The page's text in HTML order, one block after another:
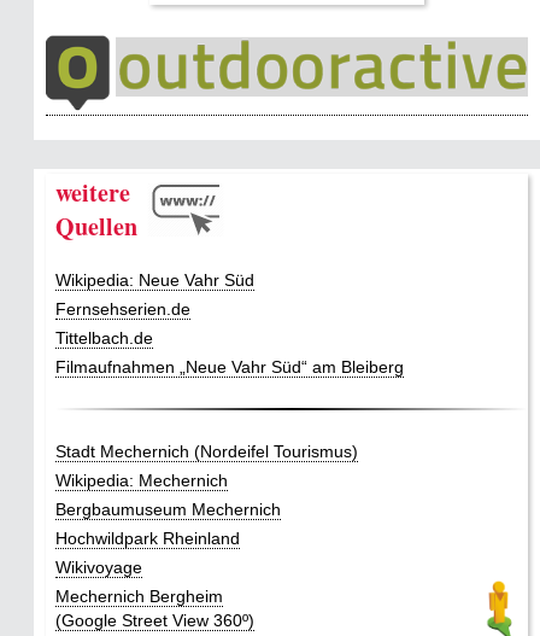
weitere
Quellen
Wikipedia: Neue Vahr Süd
Fernsehserien.de
Tittelbach.de
Filmaufnahmen „Neue Vahr Süd“ am Bleiberg
Stadt Mechernich (Nordeifel Tourismus)
Wikipedia: Mechernich
Bergbaumuseum Mechernich
Hochwildpark Rheinland
Wikivoyage
Mechernich Bergheim
(Google Street View 360º)